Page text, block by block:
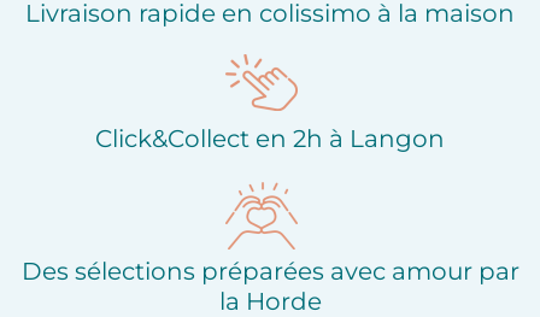
Livraison rapide en colissimo à la maison
Click&Collect en 2h à Langon
Des sélections préparées avec amour par
la Horde